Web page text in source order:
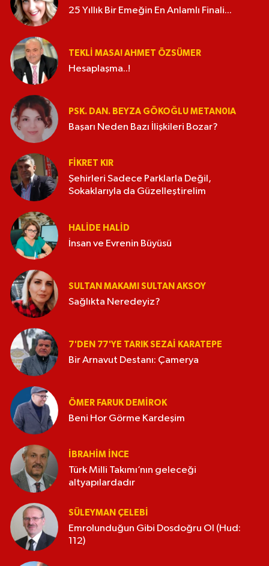
25 Yıllık Bir Emeğin En Anlamlı Finali...
TEKLI MASA! AHMET ÖZSÜMER
Hesaplaşma..!
PSK. DAN. BEYZA GÖKOĞLU METAN0IA
Başarı Neden Bazı İlişkileri Bozar?
FIKRET KIR
Şehirleri Sadece Parklarla Değil,
Sokaklarıyla da Güzelleştirelim
HALIDE HALID
İnsan ve Evrenin Büyüsü
SULTAN MAKAMI SULTAN AKSOY
Sağlıkta Neredeyiz?
7'DEN 77'YE TARIK SEZAI KARATEPE
Bir Arnavut Destanı: Çamerya
ÖMER FARUK DEMIROK
Beni Hor Görme Kardeşim
İBRAHIM İNCE
Türk Milli Takımı’nın geleceği
altyapılardadır
SÜLEYMAN ÇELEBI
Emrolunduğun Gibi Dosdoğru Ol (Hud:
112)